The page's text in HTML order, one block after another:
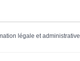
légale et administrative